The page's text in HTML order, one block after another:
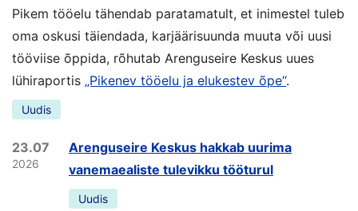
Pikem tööelu tähendab paratamatult, et inimestel tuleb
oma oskusi täiendada, karjäärisuunda muuta või uusi
tööviise õppida, rõhutab Arenguseire Keskus uues
lühiraportis „Pikenev tööelu ja elukestev õpe“.
Uudis
23.07
2026
Arenguseire Keskus hakkab uurima
vanemaealiste tulevikku tööturul
Uudis